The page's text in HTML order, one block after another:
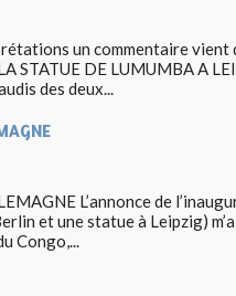
un commentaire vient
STATUE DE LUMUMBA A
des deux...
L’annonce de
et une statue à Leipzig)
Congo,...